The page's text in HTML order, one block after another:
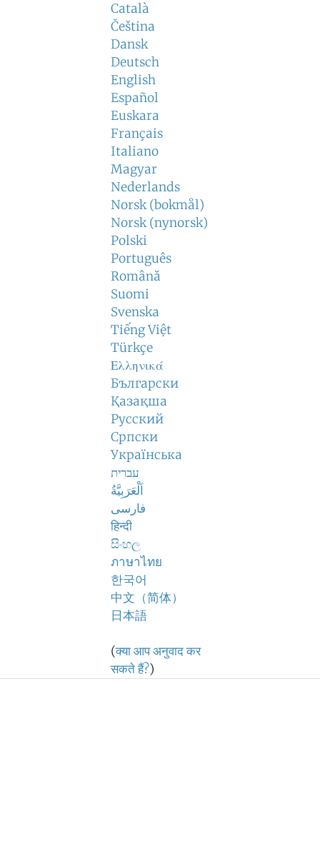
Català
Čeština
Dansk
Deutsch
English
Español
Euskara
Français
Italiano
Magyar
Nederlands
Norsk (bokmål)
Norsk (nynorsk)
Polski
Português
Română
Suomi
Svenska
Tiếng Việt
Türkçe
Ελληνικά
Български
Қазақша
Русский
Српски
Українська
עברית
اَلْعَرَبِيَّةُ
فارسی
हिन्दी
සිංහල
ภาษาไทย
한국어
中文（简体）
日本語
(क्या आप अनुवाद कर
सकते हैं?)